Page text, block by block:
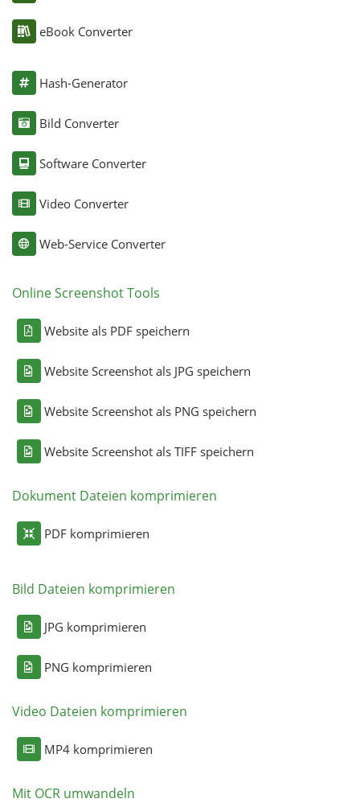
eBook Converter
Hash-Generator
Bild Converter
Software Converter
Video Converter
Web-Service Converter
Online Screenshot Tools
Website als PDF speichern
Website Screenshot als JPG speichern
Website Screenshot als PNG speichern
Website Screenshot als TIFF speichern
Dokument Dateien komprimieren
PDF komprimieren
Bild Dateien komprimieren
JPG komprimieren
PNG komprimieren
Video Dateien komprimieren
MP4 komprimieren
Mit OCR umwandeln